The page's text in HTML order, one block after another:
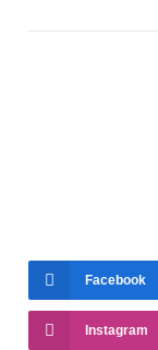
Facebook
Instagram